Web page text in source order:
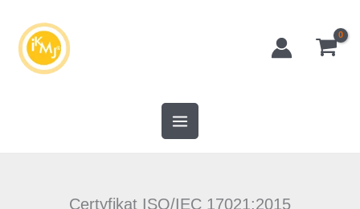
treści
Certyfikat ISO/IEC 17021:2015